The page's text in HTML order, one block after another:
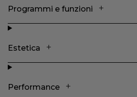
Programmi e funzioni
Estetica
Performance